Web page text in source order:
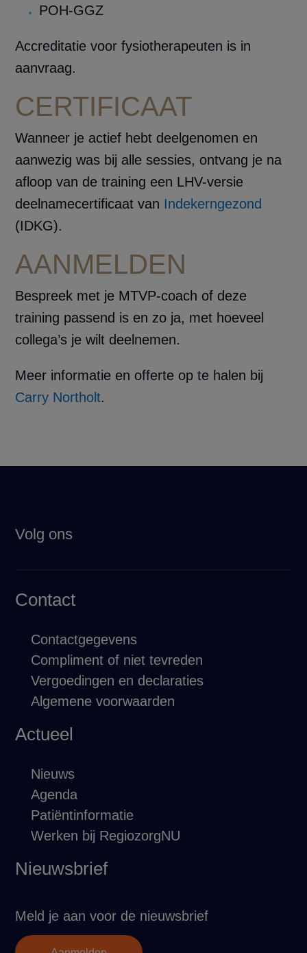
POH-GGZ
Accreditatie voor fysiotherapeuten is in
aanvraag.
CERTIFICAAT
Wanneer je actief hebt deelgenomen en
aanwezig was bij alle sessies, ontvang je na
afloop van de training een LHV-versie
deelnamecertificaat van Indekerngezond
(IDKG).
AANMELDEN
Bespreek met je MTVP-coach of deze
training passend is en zo ja, met hoeveel
collega’s je wilt deelnemen.
Meer informatie en offerte op te halen bij
Carry Northolt.
Volg ons
Contact
Contactgegevens
Compliment of niet tevreden
Vergoedingen en declaraties
Algemene voorwaarden
Actueel
Nieuws
Agenda
Patiëntinformatie
Werken bij RegiozorgNU
Nieuwsbrief
Meld je aan voor de nieuwsbrief